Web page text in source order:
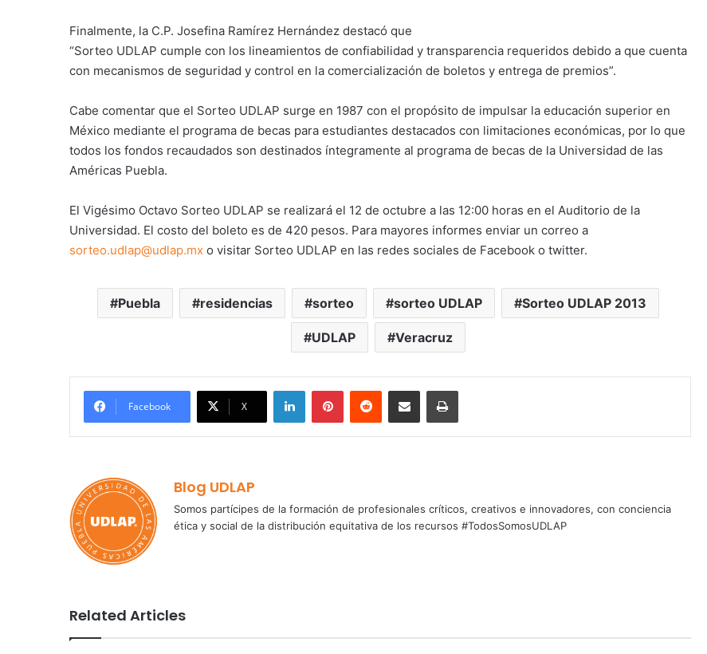
Finalmente, la C.P. Josefina Ramírez Hernández destacó que
“Sorteo UDLAP cumple con los lineamientos de confiabilidad y transparencia requeridos debido a que cuenta
con mecanismos de seguridad y control en la comercialización de boletos y entrega de premios”.
Cabe comentar que el Sorteo UDLAP surge en 1987 con el propósito de impulsar la educación superior en
México mediante el programa de becas para estudiantes destacados con limitaciones económicas, por lo que
todos los fondos recaudados son destinados íntegramente al programa de becas de la Universidad de las
Américas Puebla.
El Vigésimo Octavo Sorteo UDLAP se realizará el 12 de octubre a las 12:00 horas en el Auditorio de la
Universidad. El costo del boleto es de 420 pesos. Para mayores informes enviar un correo a
sorteo.udlap@udlap.mx o visitar Sorteo UDLAP en las redes sociales de Facebook o twitter.
Puebla residencias sorteo sorteo UDLAP Sorteo UDLAP 2013
UDLAP Veracruz
Facebook X
LinkedInPinterestReddit Share via Email Print
Blog UDLAP
Somos partícipes de la formación de profesionales críticos, creativos e innovadores, con conciencia
ética y social de la distribución equitativa de los recursos #TodosSomosUDLAP
Related Articles